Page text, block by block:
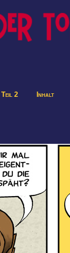
Teil 2 Inhalt